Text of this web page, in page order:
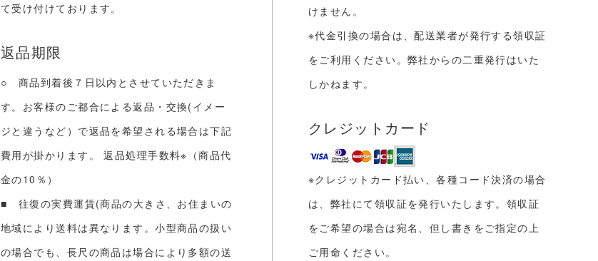
て受け付けております。
返品期限
○ 商品到着後７日以内とさせていただきま
す。お客様のご都合による返品・交換(イメー
ジと違うなど）で返品を希望される場合は下記
費用が掛かります。 返品処理手数料※（商品代
金の10％）
■ 往復の実費運賃(商品の大きさ、お住まいの
地域により送料は異なります。小型商品の扱い
の場合でも、長尺の商品は場合により多額の送
けません。
※代金引換の場合は、配送業者が発行する領収証
をご利用ください。弊社からの二重発行はいた
しかねます。
クレジットカード
※クレジットカード払い、各種コード決済の場合
は、弊社にて領収証を発行いたします。領収証
をご希望の場合は宛名、但し書きをご指定の上
ご用命ください。